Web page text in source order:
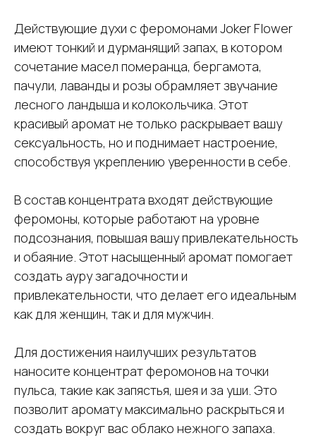
Действующие духи с феромонами Joker Flower
имеют тонкий и дурманящий запах, в котором
сочетание масел померанца, бергамота,
пачули, лаванды и розы обрамляет звучание
лесного ландыша и колокольчика. Этот
красивый аромат не только раскрывает вашу
сексуальность, но и поднимает настроение,
способствуя укреплению уверенности в себе.
В состав концентрата входят действующие
феромоны, которые работают на уровне
подсознания, повышая вашу привлекательность
и обаяние. Этот насыщенный аромат помогает
создать ауру загадочности и
привлекательности, что делает его идеальным
как для женщин, так и для мужчин.
Для достижения наилучших результатов
наносите концентрат феромонов на точки
пульса, такие как запястья, шея и за уши. Это
позволит аромату максимально раскрыться и
создать вокруг вас облако нежного запаха.